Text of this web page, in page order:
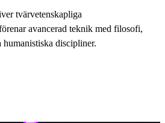
tvärvetenskapliga
avancerad teknik med filosofi,
humanistiska discipliner.